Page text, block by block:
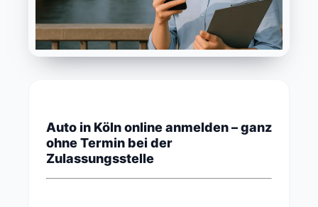
Auto in Köln online anmelden – ganz
ohne Termin bei der
Zulassungsstelle